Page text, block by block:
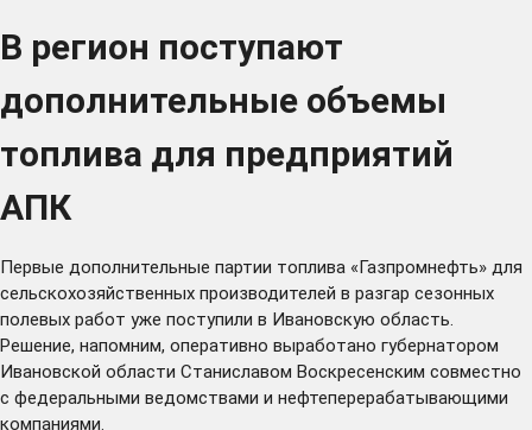
В регион поступают
дополнительные объемы
топлива для предприятий
АПК
Первые дополнительные партии топлива «Газпромнефть» для
сельскохозяйственных производителей в разгар сезонных
полевых работ уже поступили в Ивановскую область.
Решение, напомним, оперативно выработано губернатором
Ивановской области Станиславом Воскресенским совместно
с федеральными ведомствами и нефтеперерабатывающими
компаниями.